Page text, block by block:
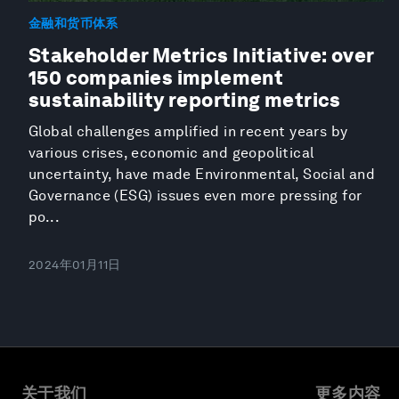
金融和货币体系
Stakeholder Metrics Initiative: over
150 companies implement
sustainability reporting metrics
Global challenges amplified in recent years by
various crises, economic and geopolitical
uncertainty, have made Environmental, Social and
Governance (ESG) issues even more pressing for
po...
2024年01月11日
关于我们 更多内容